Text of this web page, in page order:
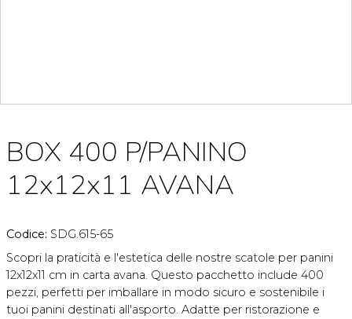
BOX 400 P/PANINO
12x12x11 AVANA
Codice: SDG.615-65
Scopri la praticità e l'estetica delle nostre scatole per panini
12x12x11 cm in carta avana. Questo pacchetto include 400
pezzi, perfetti per imballare in modo sicuro e sostenibile i
tuoi panini destinati all'asporto. Adatte per ristorazione e